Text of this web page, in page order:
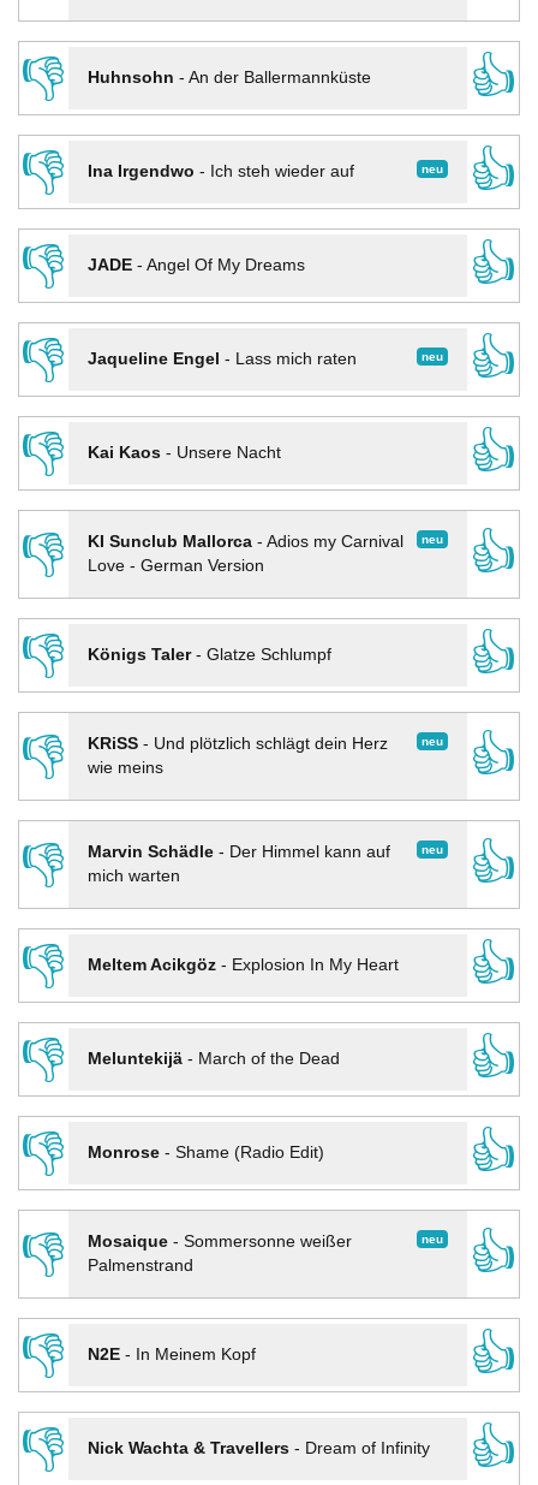
👎
Huhnsohn - An der Ballermannküste
👍
👎
neu
Ina Irgendwo - Ich steh wieder auf
👍
👎
JADE- Angel Of My Dreams
👍
👎
neu
Jaqueline Engel - Lass mich raten
👍
👎
Kai Kaos- Unsere Nacht
👍
👎
neu
KI Sunclub Mallorca- Adios my Carnival
Love - German Version
👍
👎
Königs Taler- Glatze Schlumpf
👍
👎
neu
KRiSS- Und plötzlich schlägt dein Herz
wie meins
👍
👎 neu
Marvin Schädle- Der Himmel kann auf
mich warten
👍
👎
Meltem Acikgöz- Explosion In My Heart
👍
👎
Meluntekijä- March of the Dead
👍
👎
Monrose- Shame (Radio Edit)
👍
👎
neu
Mosaique- Sommersonne weißer
Palmenstrand
👍
👎
N2E- In Meinem Kopf
👍
👎
Nick Wachta & Travellers- Dream of Infinity
👍